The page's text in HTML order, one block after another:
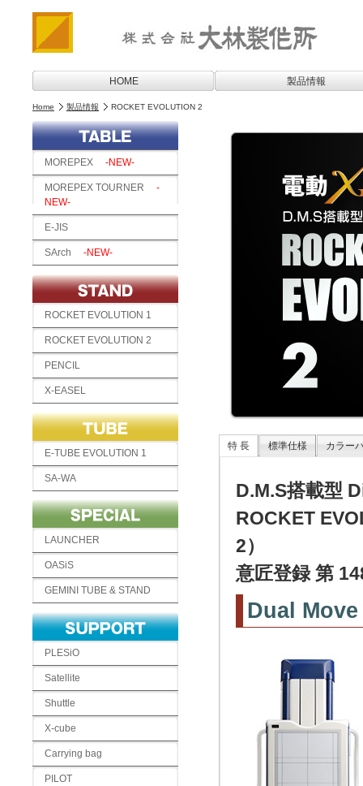
HOME 製品情報
Home 製品情報 ROCKET EVOLUTION 2
MOREPEX -NEW-
MOREPEX TOURNER
-
NEW-
E-JIS
SArch -NEW-
ROCKET EVOLUTION 1
ROCKET EVOLUTION 2
PENCIL
X-EASEL
E-TUBE EVOLUTION 1
SA-WA
LAUNCHER
OASiS
GEMINI TUBE & STAND
PLESiO
Satellite
Shuttle
X-cube
Carrying bag
PILOT
特 長 標準仕様 カラー
D.M.S搭載型
ROCKET
2）
意匠登録 第
Dual